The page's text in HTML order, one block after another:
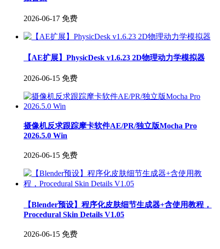
2026-06-17 免费
【AE扩展】PhysicDesk v1.6.23 2D物理动力学模拟器
2026-06-15 免费
摄像机反求跟踪摩卡软件AE/PR/独立版Mocha Pro
2026.5.0 Win
2026-06-15 免费
【Blender预设】程序化皮肤细节生成器+含使用教程，
Procedural Skin Details V1.05
2026-06-15 免费